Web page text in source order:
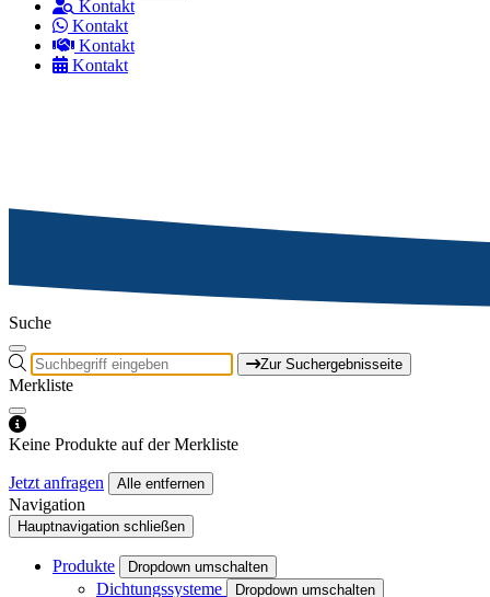
Kontakt
Kontakt
Kontakt
Kontakt
Suche
Zur Suchergebnisseite
Merkliste
Keine Produkte auf der Merkliste
Jetzt anfragen Alle entfernen
Navigation
Hauptnavigation schließen
Produkte Dropdown umschalten
Dichtungssysteme Dropdown umschalten